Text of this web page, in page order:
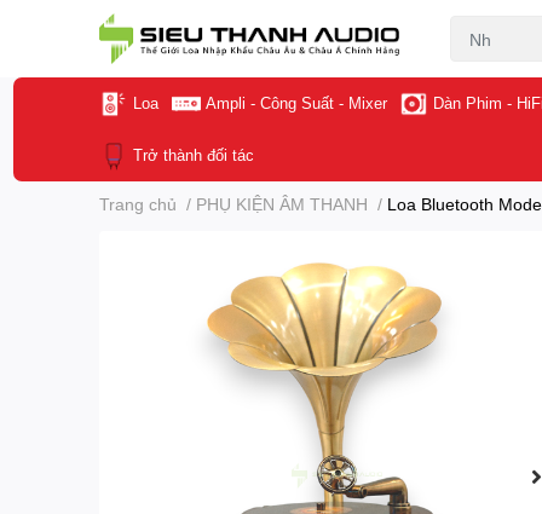
Loa Ampli - Công Suất - Mixer Dàn Phim -
Trở thành đối tác
Trang chủ / PHỤ KIỆN ÂM THANH / Loa Bluetooth